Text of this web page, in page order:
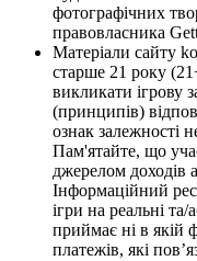
фотографічних
правовласника
Матеріали сайту
старше 21 року
викликати ігрову
(принципів)
ознак залежності
Пам'ятайте, що
джерелом доходів
Інформаційний
ігри на реальні
приймає ні в якій
платежів, які